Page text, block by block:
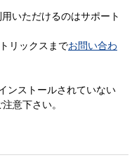
いただけるのはサポート
リックスまでお問い合わ
ンストールされていない
意下さい。